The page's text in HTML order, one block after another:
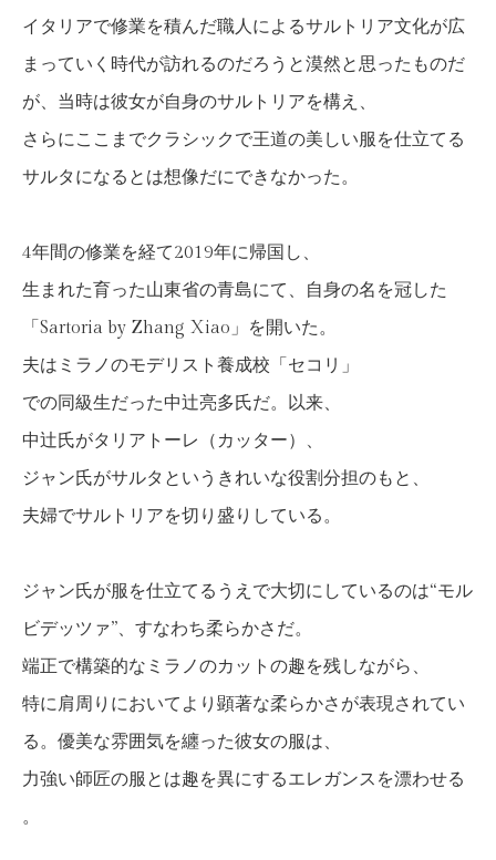
イタリアで修業を積んだ職人によるサルトリア文化が広
まっていく時代が訪れるのだろうと漠然と思ったものだ
が、当時は彼女が自身のサルトリアを構え、
さらにここまでクラシックで王道の美しい服を仕立てる
サルタになるとは想像だにできなかった。
4年間の修業を経て2019年に帰国し、
生まれた育った山東省の青島にて、自身の名を冠した
「Sartoria by Zhang Xiao」を開いた。
夫はミラノのモデリスト養成校「セコリ」
での同級生だった中辻亮多氏だ。以来、
中辻氏がタリアトーレ（カッター）、
ジャン氏がサルタというきれいな役割分担のもと、
夫婦でサルトリアを切り盛りしている。
ジャン氏が服を仕立てるうえで大切にしているのは“モル
ビデッツァ”、すなわち柔らかさだ。
端正で構築的なミラノのカットの趣を残しながら、
特に肩周りにおいてより顕著な柔らかさが表現されてい
る。優美な雰囲気を纏った彼女の服は、
力強い師匠の服とは趣を異にするエレガンスを漂わせる
。